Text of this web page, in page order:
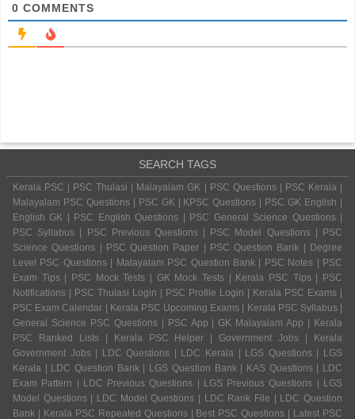
0 COMMENTS
SEARCH TAGS
Kerala PSC | PSC Thulasi | Malayalam GK | PSC Questions | PSC Kerala |
Malayalam PSC Questions | PSC GK | KPSC Questions | PSC GK English |
English GK | PSC English Questions | PSC General Science Questions |
PSC Syllabus | PSC Previous Questions | PSC Model Questions | PSC
Science Questions | PSC Question Paper | PSC Question Bank | Degree
Level PSC Questions | Malayalam PSC Question Bank | PSC Notes | PSC
Exam Tips | PSC Mock Tests | GK Mock Tests | Kerala PSC Tips | PSC
Notifications | PSC Thulasi Login | PSC Profile Login | Kerala PSC Exams |
PSC Exam Calendar | Kerala PSC Upcoming Exams | Kerala PSC Syllabus |
General Science PSC Questions | PSC App | GK Malayalam App | Kerala
PSC Ranked Lists | Kerala PSC Helper | Government Jobs | Kerala
Government Jobs | LDC Questions | LDC Kerala | LGS Questions | LGS
Kerala | LDC Question Bank | LGS Question Bank | KAS Questions | LDC
Exam Pattern | LDC Previous Questions | LGS Previous Questions | LGS
Model Questions | LDC Model Questions | LDC Rank File | LDC Question
Bank | Kerala PSC Repeated Questions | Best PSC Questions | Latest PSC